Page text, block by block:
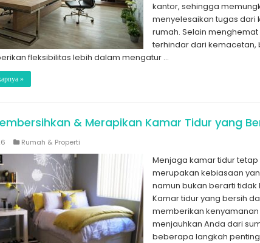
kantor, sehingga
menyelesaikan tugas dari
rumah. Selain
terhindar dari kemacetan,
fleksibilitas lebih dalam mengatur …
»
& Merapikan Kamar Tidur yang
Rumah & Properti
Menjaga kamar tidur
merupakan kebiasaan
namun bukan berarti tidak
Kamar tidur yang bersih
memberikan
menjauhkan Anda dari
beberapa langkah